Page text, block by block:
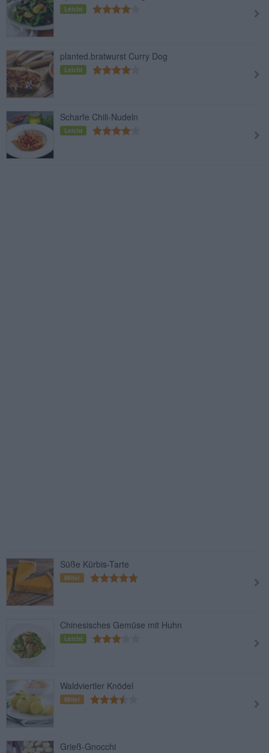
Leicht
planted.bratwurst Curry Dog
Leicht
Scharfe Chili-Nudeln
Leicht
Süße Kürbis-Tarte
Mittel
Chinesisches Gemüse mit Huhn
Leicht
Waldviertler Knödel
Mittel
Grieß-Gnocchi